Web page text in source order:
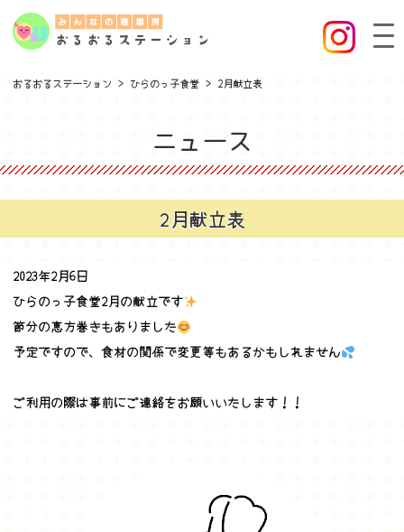
おるおるステーション > ひらのっ子食堂 > 2月献立表
ニュース
2月献立表
2023年2月6日
ひらのっ子食堂2月の献立です
節分の恵方巻きもありました
予定ですので、食材の関係で変更等もあるかもしれません
ご利用の際は事前にご連絡をお願いいたします！！